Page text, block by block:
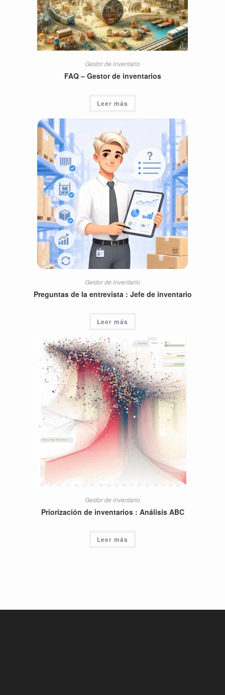
Gestor de inventario
FAQ – Gestor de inventarios
Leer más
Gestor de inventario
Preguntas de la entrevista : Jefe de inventario
Leer más
Gestor de inventario
Priorización de inventarios : Análisis ABC
Leer más